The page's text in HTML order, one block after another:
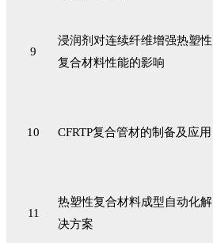
9
浸润剂对连续纤维增强热塑性
复合材料性能的影响
10 CFRTP复合管材的制备及应用
11
热塑性复合材料成型自动化解
决方案